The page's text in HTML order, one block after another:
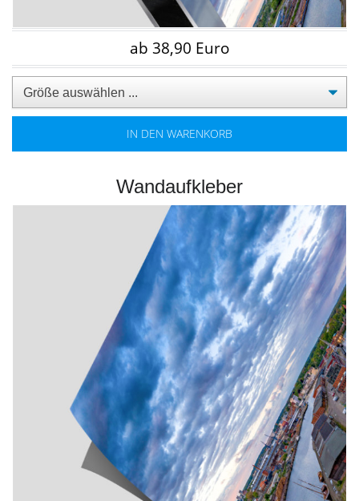
ab 38,90 Euro
IN DEN WARENKORB
Wandaufkleber